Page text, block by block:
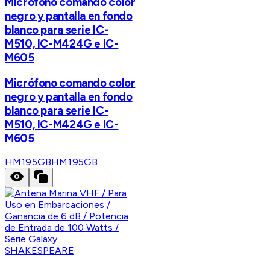
negro y pantalla en fondo
blanco para serie IC-
M510, IC-M424G e IC-
M605
Micrófono comando color
negro y pantalla en fondo
blanco para serie IC-
M510, IC-M424G e IC-
M605
HM195GBHM195GB
SHAKESPEARE